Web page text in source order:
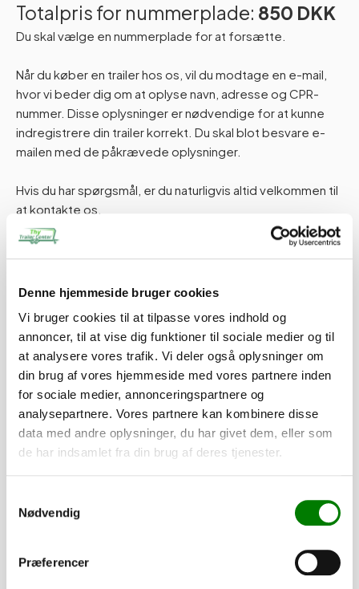
Denne hjemmeside bruger cookies
Vi bruger cookies til at tilpasse vores indhold og
annoncer, til at vise dig funktioner til sociale medier og til
at analysere vores trafik. Vi deler også oplysninger om
din brug af vores hjemmeside med vores partnere inden
for sociale medier, annonceringspartnere og
analysepartnere. Vores partnere kan kombinere disse
data med andre oplysninger, du har givet dem, eller som
de har indsamlet fra din brug af deres tjenester.
Nødvendig
Præferencer
Totalpris for nummerplade: 850 DKK
Du skal vælge en nummerplade for at forsætte.
Når du køber en trailer hos os, vil du modtage en e-mail,
hvor vi beder dig om at oplyse navn, adresse og CPR-
nummer. Disse oplysninger er nødvendige for at kunne
indregistrere din trailer korrekt. Du skal blot besvare e-
mailen med de påkrævede oplysninger.
Hvis du har spørgsmål, er du naturligvis altid velkommen til
at kontakte os.
Tilføj til kurv
Tilvalg
Tilpas din trailer efter dine behov. Alle dele er som standard
monteret, mens presenninger og lignende leveres løst.
Startkabel 25 KV sort, 3VT/MT, 35 cm,
335,00
268,00